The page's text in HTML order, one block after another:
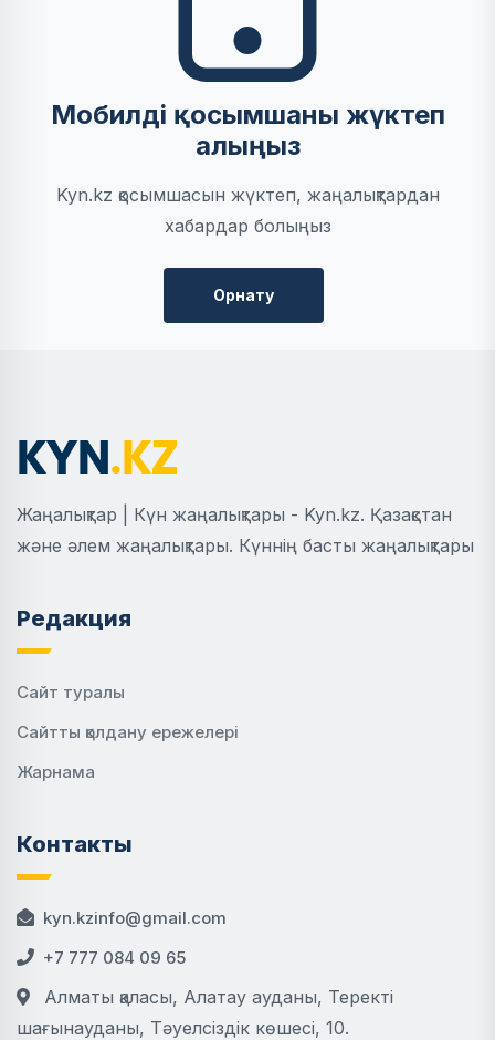
Мобилді қосымшаны жүктеп
алыңыз
Kyn.kz қосымшасын жүктеп, жаңалықтардан
хабардар болыңыз
Орнату
Жаңалықтар | Күн жаңалықтары - Kyn.kz. Қазақстан
және әлем жаңалықтары. Күннің басты жаңалықтары
Редакция
Сайт туралы
Сайтты қолдану ережелері
Жарнама
Контакты
kyn.kzinfo@gmail.com
+7 777 084 09 65
Алматы қаласы, Алатау ауданы, Теректі
шағынауданы, Тәуелсіздік көшесі, 10.